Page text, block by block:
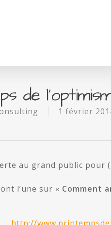
de
1 février
au grand public pour
l’une sur « Comment